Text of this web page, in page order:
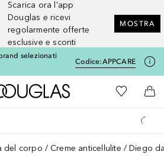
Scarica ora l'app
Douglas e ricevi
regolarmente offerte
esclusive e sconti
MOSTRA
selezionati
Codice:APPCARE
A Douglas HomeAlla Mia
Al
del corpo Creme anticellulite Diego